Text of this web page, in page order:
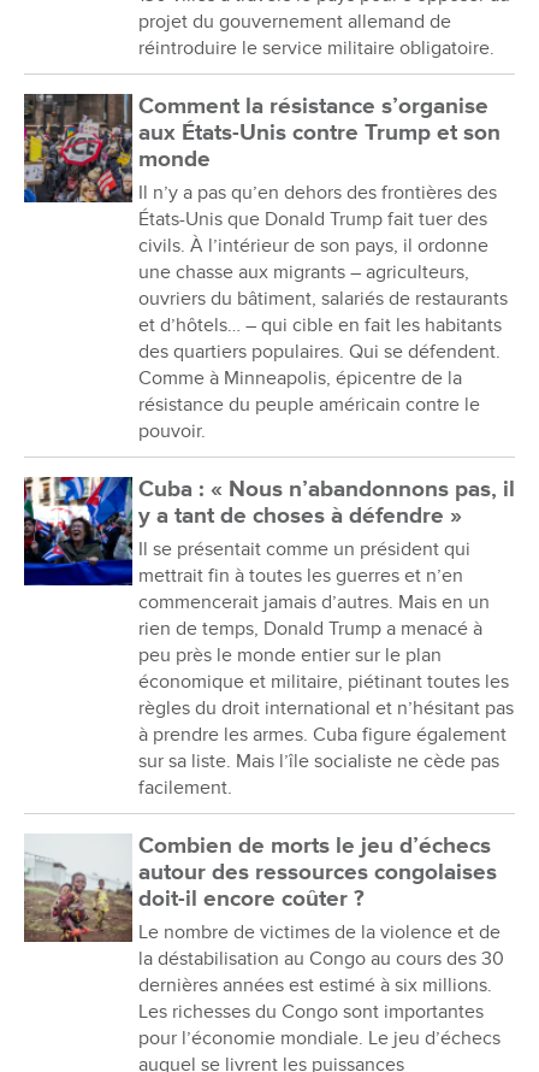
projet du gouvernement allemand de
réintroduire le service militaire obligatoire.
Comment la résistance s’organise
aux États-Unis contre Trump et son
monde
Il n’y a pas qu’en dehors des frontières des
États-Unis que Donald Trump fait tuer des
civils. À l’intérieur de son pays, il ordonne
une chasse aux migrants – agriculteurs,
ouvriers du bâtiment, salariés de restaurants
et d’hôtels… – qui cible en fait les habitants
des quartiers populaires. Qui se défendent.
Comme à Minneapolis, épicentre de la
résistance du peuple américain contre le
pouvoir.
Cuba : « Nous n’abandonnons pas, il
y a tant de choses à défendre »
Il se présentait comme un président qui
mettrait fin à toutes les guerres et n’en
commencerait jamais d’autres. Mais en un
rien de temps, Donald Trump a menacé à
peu près le monde entier sur le plan
économique et militaire, piétinant toutes les
règles du droit international et n’hésitant pas
à prendre les armes. Cuba figure également
sur sa liste. Mais l’île socialiste ne cède pas
facilement.
Combien de morts le jeu d’échecs
autour des ressources congolaises
doit-il encore coûter ?
Le nombre de victimes de la violence et de
la déstabilisation au Congo au cours des 30
dernières années est estimé à six millions.
Les richesses du Congo sont importantes
pour l’économie mondiale. Le jeu d’échecs
auquel se livrent les puissances